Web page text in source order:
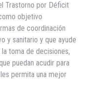
Trastorno por Déficit
objetivo
de coordinación
y sanitario y que ayude
toma de decisiones,
puedan acudir para
permita una mejor